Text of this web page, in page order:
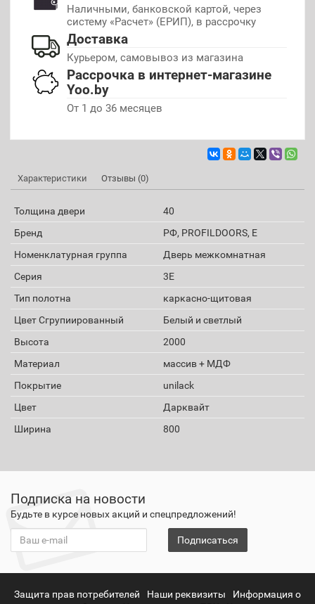
Наличными, банковской картой, через
систему «Расчет» (ЕРИП), в рассрочку
Доставка
Курьером, самовывоз из магазина
Рассрочка в интернет-магазине
Yoo.by
От 1 до 36 месяцев
Характеристики Отзывы (0)
Толщина двери
40
Бренд
РФ, PROFILDOORS, E
Номенклатурная группа
Дверь межкомнатная
Серия
3E
Тип полотна
каркасно-щитовая
Цвет Сгрупиированный
Белый и светлый
Высота
2000
Материал
массив + МДФ
Покрытие
unilack
Цвет
Дарквайт
Ширина
800
Подписка на новости
Будьте в курсе новых акций и спецпредложений!
Подписаться
Защита прав потребителей Наши реквизиты
Информация о